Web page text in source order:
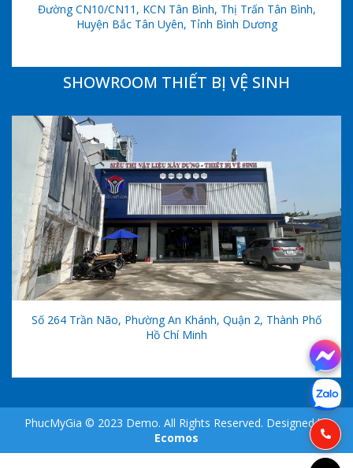
Đường CN10/CN11, KCN Tân Bình, Thị Trấn Tân Bình,
Huyện Bắc Tân Uyên, Tỉnh Bình Dương
SHOWROOM THIẾT BỊ VỆ SINH
Số 264 Trần Não, Phường An Khánh, Quận 2, Thành Phố
Hồ Chí Minh
PhucMyGia © 2023 Demo. All Rights Reserved. Designed by
Ecomos